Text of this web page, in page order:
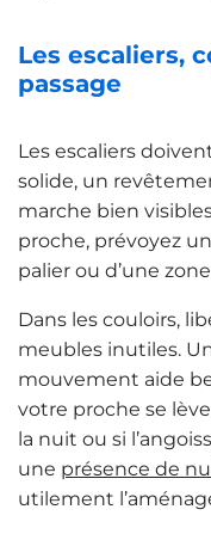
Les escaliers,
passage
Les escaliers
solide, un
marche bien
proche, prévoyez
palier ou d’une
Dans les couloirs,
meubles inutiles.
mouvement aide
votre proche se
la nuit ou si
une présence de
utilement